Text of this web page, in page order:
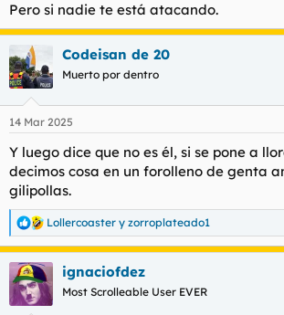
Pero si nadie te está atacando.
Codeisan de 20
Muerto por dentro
14 Mar 2025
Y luego dice que no es él, si se pone a
decimos cosa en un forolleno de genta
gilipollas.
R
e
a
c
c
i
Lollercoaster y zorroplateado1
ignaciofdez
Most Scrolleable User EVER